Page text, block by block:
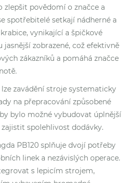
zlepšit povědomí o značce a
spotřebitelé setkají nádherné a
vynikající a špičkové
zobrazené, což efektivně
zákazníků a pomáhá značce
zavádění stroje systematicky
na přepracování způsobené
bylo možné vybudovat úplnější
spolehlivost dodávky.
PB120 splňuje dvojí potřeby
linek a nezávislých operace.
s lepicím strojem,